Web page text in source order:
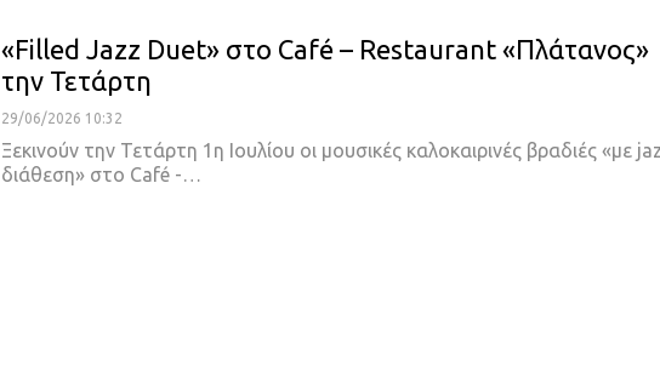
«Filled Jazz Duet» στο Café – Restaurant «Πλάτανος»
την Τετάρτη
29/06/2026 10:32
Ξεκινούν την Τετάρτη 1η Ιουλίου οι μουσικές καλοκαιρινές βραδιές «με
διάθεση» στο Café -…